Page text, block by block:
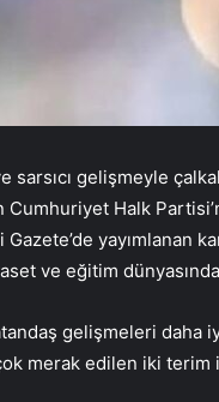
gelişmeyle
Halk
yayımlanan
ve eğitim
gelişmeleri daha
merak edilen iki terim